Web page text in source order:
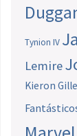
Tynion IV
Lemire
Kieron